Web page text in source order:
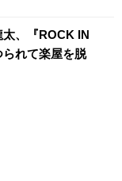
、『ROCK IN
れて楽屋を脱